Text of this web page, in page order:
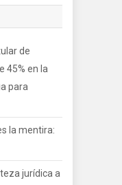
de
45% en la
para
la mentira:
jurídica a